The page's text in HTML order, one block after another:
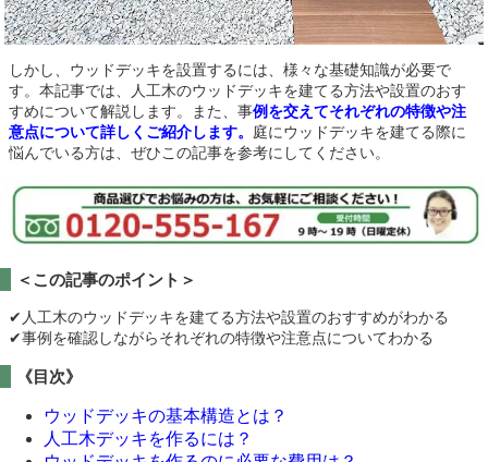
しかし、ウッドデッキを設置するには、様々な基礎知識が必要で
す。本記事では、人工木のウッドデッキを建てる方法や設置のおす
すめについて解説します。また、事例を交えてそれぞれの特徴や注
意点について詳しくご紹介します。 庭にウッドデッキを建てる際に
悩んでいる方は、ぜひこの記事を参考にしてください。
＜この記事のポイント＞
✔︎人工木のウッドデッキを建てる方法や設置のおすすめがわかる
✔︎事例を確認しながらそれぞれの特徴や注意点についてわかる
《目次》
ウッドデッキの基本構造とは？
人工木デッキを作るには？